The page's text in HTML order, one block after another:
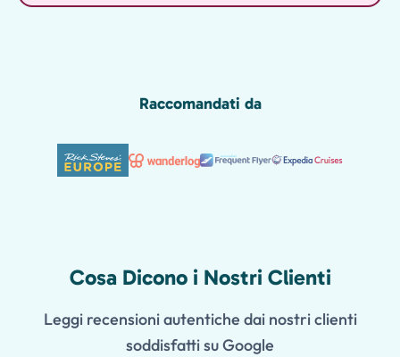
Raccomandati da
Cosa Dicono i Nostri Clienti
Leggi recensioni autentiche dai nostri clienti
soddisfatti su Google